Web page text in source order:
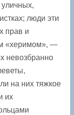
люди эти
прав и
«херимом», —
невозбранно
на них тяжкое
их